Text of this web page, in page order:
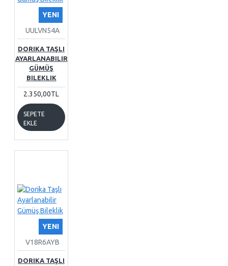
YENI
UULVN54A
DORIKA TAŞLI
AYARLANABILIR
GÜMÜŞ
BILEKLIK
2.350,00TL
SEPETE
EKLE
YENI
V18R6AYB
DORIKA TAŞLI